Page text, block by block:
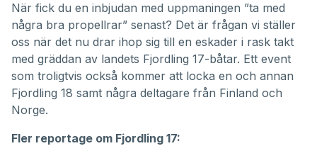
När fick du en inbjudan med uppmaningen ”ta med
några bra propellrar” senast? Det är frågan vi ställer
oss när det nu drar ihop sig till en eskader i rask takt
med gräddan av landets Fjordling 17-båtar. Ett event
som troligtvis också kommer att locka en och annan
Fjordling 18 samt några deltagare från Finland och
Norge.
Fler reportage om Fjordling 17: